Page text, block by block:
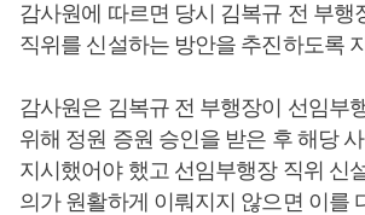
감사원에 따르면 당시 김복규 전 부행
직위를 신설하는 방안을 추진하도록
감사원은 김복규 전 부행장이 선임부
위해 정원 증원 승인을 받은 후 해당
지시했어야 했고 선임부행장 직위 신
의가 원활하게 이뤄지지 않으면 이를